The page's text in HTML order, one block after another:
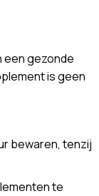
een gezonde
is geen
bewaren, tenzij
te